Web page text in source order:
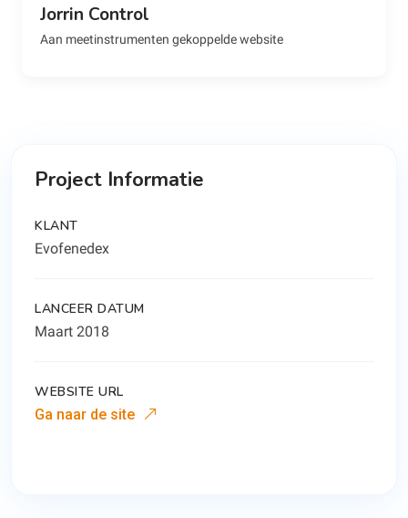
Jorrin Control
Aan meetinstrumenten gekoppelde website
Project Informatie
KLANT
Evofenedex
LANCEER DATUM
Maart 2018
WEBSITE URL
Ga naar de site